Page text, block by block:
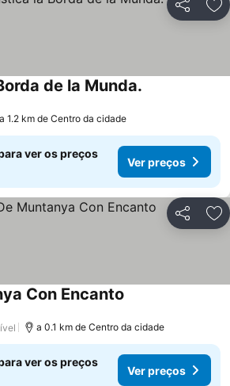
Partilhar
de la Munda.
a 1.2 km de Centro da cidade
ver os preços
Ver preços
Partilhar
Con Encanto
a 0.1 km de Centro da cidade
ver os preços
Ver preços